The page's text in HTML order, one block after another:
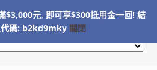
$3,000元, 即可享$300抵用金一回! 結
代碼: b2kd9mky 關閉